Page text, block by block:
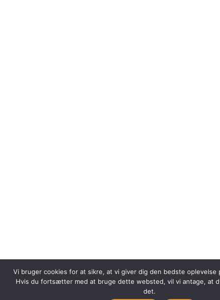
Vi bruger cookies for at sikre, at vi giver dig den bedste oplevelse
Hvis du fortsætter med at bruge dette websted, vil vi antage, at
det.